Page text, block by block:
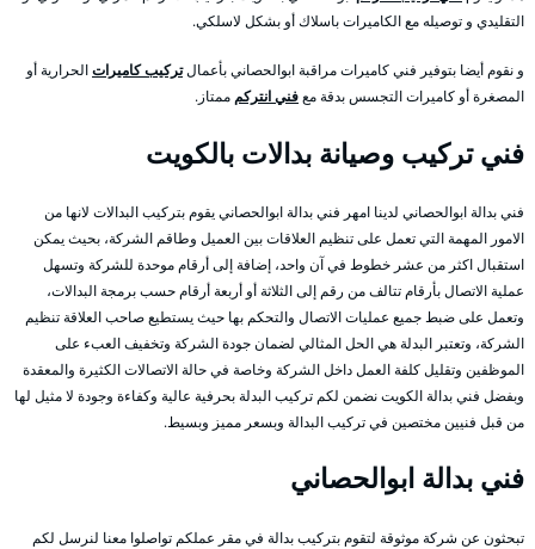
التقليدي و توصيله مع الكاميرات باسلاك أو بشكل لاسلكي.
و نقوم أيضا بتوفير فني كاميرات مراقبة ابوالحصاني بأعمالتركيب كاميراتالحرارية أو
المصغرة أو كاميرات التجسس بدقة معفني انتركمممتاز.
فني تركيب وصيانة بدالات بالكويت
فني بدالة ابوالحصاني لدينا امهر فني بدالة ابوالحصاني يقوم بتركيب البدالات لانها من
الامور المهمة التي تعمل على تنظيم العلاقات بين العميل وطاقم الشركة، بحيث يمكن
استقبال اكثر من عشر خطوط في آن واحد، إضافة إلى أرقام موحدة للشركة وتسهل
عملية الاتصال بأرقام تتالف من رقم إلى الثلاثة أو أربعة أرقام حسب برمجة البدالات،
وتعمل على ضبط جميع عمليات الاتصال والتحكم بها حيث يستطيع صاحب العلاقة تنظيم
الشركة، وتعتبر البدلة هي الحل المثالي لضمان جودة الشركة وتخفيف العبء على
الموظفين وتقليل كلفة العمل داخل الشركة وخاصة في حالة الاتصالات الكثيرة والمعقدة
وبفضل فني بدالة الكويت نضمن لكم تركيب البدلة بحرفية عالية وكفاءة وجودة لا مثيل لها
من قبل فنيين مختصين في تركيب البدالة وبسعر مميز وبسيط.
فني بدالة ابوالحصاني
تبحثون عن شركة موثوقة لتقوم بتركيب بدالة في مقر عملكم تواصلوا معنا لنرسل لكم